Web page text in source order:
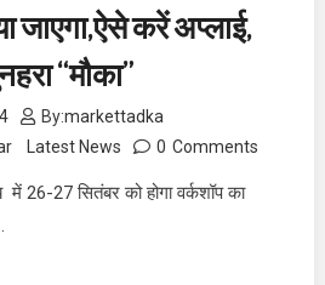
जाएगा,ऐसे करें अप्लाई,
“मौका”
By:markettadka
Latest News 0 Comments
26-27 सितंबर को होगा वर्कशॉप का